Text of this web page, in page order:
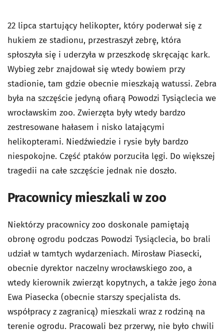
22 lipca startujący helikopter, który poderwał się z
hukiem ze stadionu, przestraszył zebrę, która
spłoszyła się i uderzyła w przeszkodę skręcając kark.
Wybieg zebr znajdował się wtedy bowiem przy
stadionie, tam gdzie obecnie mieszkają watussi. Zebra
była na szczęście jedyną ofiarą Powodzi Tysiąclecia we
wrocławskim zoo. Zwierzęta były wtedy bardzo
zestresowane hałasem i nisko latającymi
helikopterami. Niedźwiedzie i rysie były bardzo
niespokojne. Część ptaków porzuciła lęgi. Do większej
tragedii na całe szczęście jednak nie doszło.
Pracownicy mieszkali w zoo
Niektórzy pracownicy zoo doskonale pamiętają
obronę ogrodu podczas Powodzi Tysiąclecia, bo brali
udział w tamtych wydarzeniach. Mirosław Piasecki,
obecnie dyrektor naczelny wrocławskiego zoo, a
wtedy kierownik zwierząt kopytnych, a także jego żona
Ewa Piasecka (obecnie starszy specjalista ds.
współpracy z zagranicą) mieszkali wraz z rodziną na
terenie ogrodu. Pracowali bez przerwy, nie było chwili